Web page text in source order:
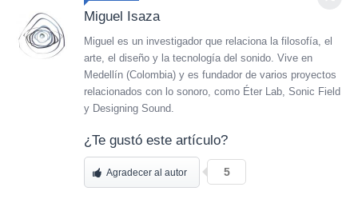
Miguel Isaza
Miguel es un investigador que relaciona la filosofía, el
arte, el diseño y la tecnología del sonido. Vive en
Medellín (Colombia) y es fundador de varios proyectos
relacionados con lo sonoro, como Éter Lab, Sonic Field
y Designing Sound.
¿Te gustó este artículo?
Agradecer al autor 5